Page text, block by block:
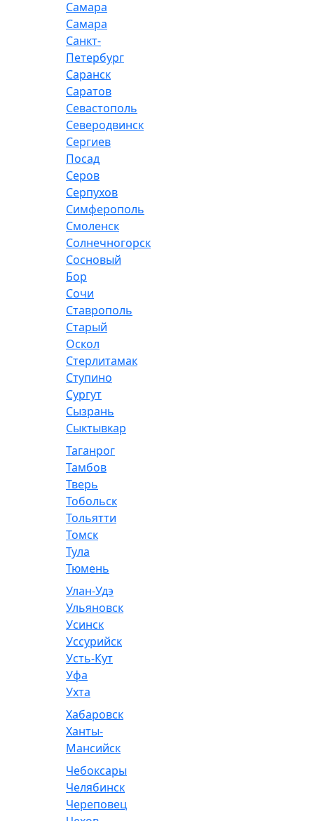
Самара
Самара
Санкт-
Петербург
Саранск
Саратов
Севастополь
Северодвинск
Сергиев
Посад
Серов
Серпухов
Симферополь
Смоленск
Солнечногорск
Сосновый
Бор
Сочи
Ставрополь
Старый
Оскол
Стерлитамак
Ступино
Сургут
Сызрань
Сыктывкар
Таганрог
Тамбов
Тверь
Тобольск
Тольятти
Томск
Тула
Тюмень
Улан-Удэ
Ульяновск
Усинск
Уссурийск
Усть-Кут
Уфа
Ухта
Хабаровск
Ханты-
Мансийск
Чебоксары
Челябинск
Череповец